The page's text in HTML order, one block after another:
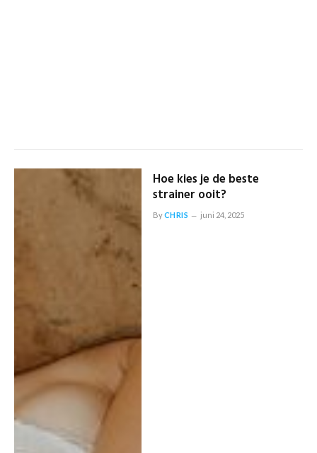
Hoe kies je de beste
strainer ooit?
ByCHRIS juni 24, 2025